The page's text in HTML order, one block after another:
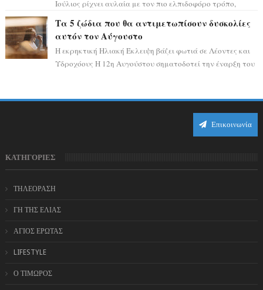
Ιούλιος ρίχνει αυλαία με τον πιο ελπιδοφόρο τρόπο,
Τα 5 ζώδια που θα αντιμετωπίσουν δυσκολίες
αυτόν τον Αύγουστο
Η εκρηκτική Ηλιακή Έκλειψη βάζει φωτιά σε Λέοντες και
Υδροχόους Η 12η Αυγούστου σηματοδοτεί την έναρξη του
Επικοινωνία
ΚΑΤΗΓΟΡΙΕΣ
ΤΗΛΕΟΡΑΣΗ
ΓΗ ΤΗΣ ΕΛΙΑΣ
ΑΓΙΟΣ ΕΡΩΤΑΣ
LIFESTYLE
Ο ΤΙΜΩΡΟΣ